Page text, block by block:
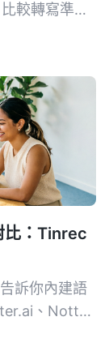
較轉寫準確
比：Tinrec
訴你內建語
、Notta